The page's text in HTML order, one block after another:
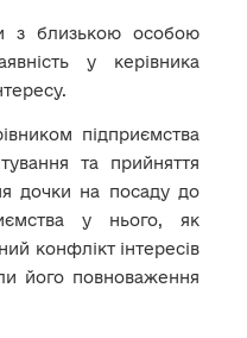
з близькою особою
у керівника
підприємства
та прийняття
дочки на посаду до
у нього, як
конфлікт інтересів
його повноваження